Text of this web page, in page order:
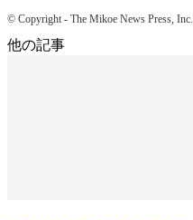
© Copyright - The Mikoe News Press, Inc.
他の記事